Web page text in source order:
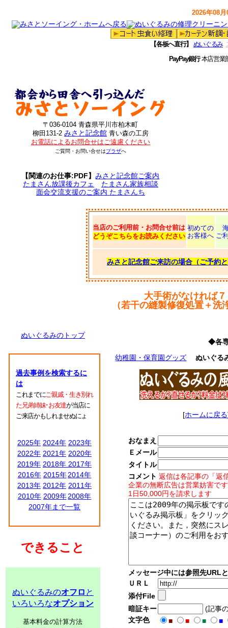
2026年08
【各板へ直行】 ぬいぐるみ
PayPay銀行本店営
〒036-0104 青森県平川市柏木町
柳田131-2 みさと記念館 青い森の工房
お電話によるお問合せはご遠慮ください
ご質問・お問い合せはプラザへ
【関連のお仕事:PDF】みさと記念館ご案内
たまさん放課後カフェ
たまさん家族相談
面会交流支援のご案内 たまさんち
当店のご利用前・お問合せ前は
どうぞこちらをお読みください
初めての
お客様へ ご
みさと記念館ご来訪の場合（ご予約
大手術がなければ
（若干の縫製修復処置＋
ぬいぐるみのトップ
過去事例を検索するに
は
これまでにご親戚・生き別れ
た兄弟姉妹･お友達が当店に
ご来店かもしれませぬにょ
2025年 2024年 2023年
2022年 2021年 2020年
2019年 2018年 2017年
2016年 2015年 2014年
2013年 2012年 2011年
2010年 2009年 2008年
2007年まで一覧
できること
ぬいぐるみのオフロ と
いろいろなオプション
基本料金の計算方法
◆各
幼稚園・保育園グッズ
ぬいぐる
[ホームに戻る
おなまえ
Ｅメール
タイトル
コメント 返信は各記事の「返
企業の無断広告は営業妨害で
1日50,000円を請求します
メッセージ中には参照先URL
ＵＲＬ
添付File
暗証キー
(記事
文字色
■ ■ ■ ■